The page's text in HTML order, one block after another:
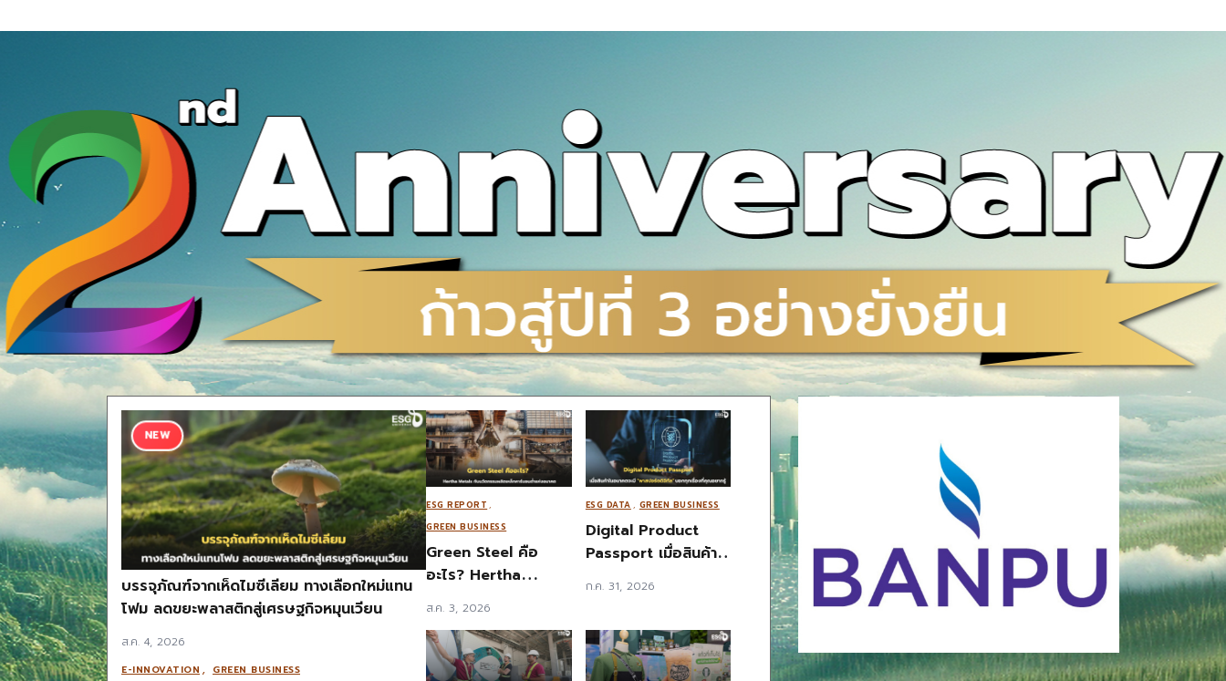
Search
for: Search
NEW
บรรจุภัณฑ์จากเห็ดไมซีเลียม ทางเลือกใหม่แทน
โฟม ลดขยะพลาสติกสู่เศรษฐกิจหมุนเวียน
ส.ค. 4, 2026
E-INNOVATION , GREEN BUSINESS
ESG REPORT ,
GREEN BUSINESS
Green Steel คือ
อะไร? Hertha
ผลิตเหล็กคาร์บอนต่ำ
แห่งอนาคต
ส.ค. 3, 2026
ESG DATA , GREEN BUSINESS
Digital Product
Passport เมื่อสินค้า
ปอร์ตดิจิทัล” บอกทุก
ก.ค. 31, 2026